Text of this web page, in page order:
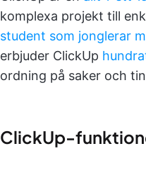
komplexa projekt till
student som jonglerar
erbjuder ClickUp
ordning på saker och
ClickUp-